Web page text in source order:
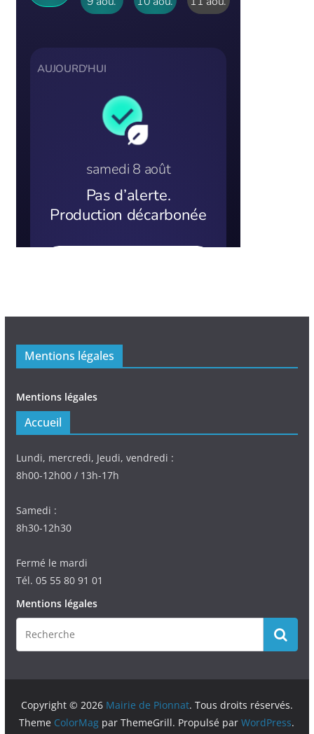
Mentions légales
Mentions légales
Accueil
Lundi, mercredi, Jeudi, vendredi :
8h00-12h00 / 13h-17h
Samedi :
8h30-12h30
Fermé le mardi
Tél. 05 55 80 91 01
Mentions légales
Copyright © 2026 Mairie de Pionnat. Tous droits réservés.
Theme ColorMag par ThemeGrill. Propulsé parWordPress.